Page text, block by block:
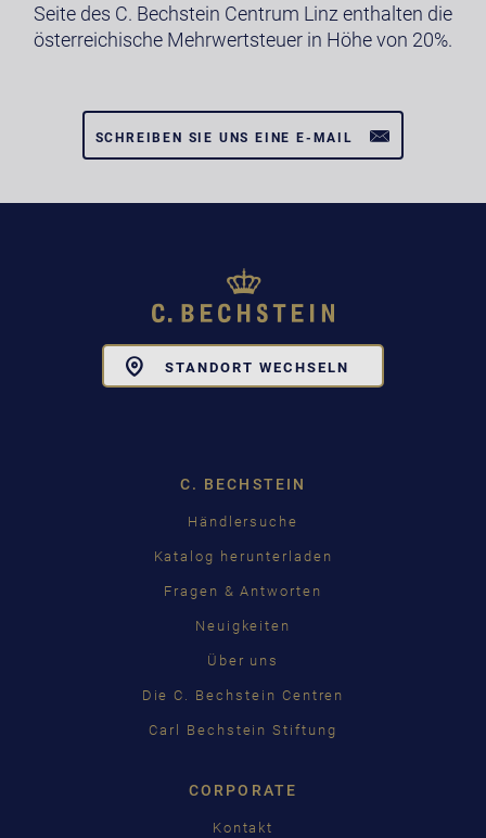
Seite des C. Bechstein Centrum Linz enthalten die
österreichische Mehrwertsteuer in Höhe von 20%.
SCHREIBEN SIE UNS EINE E-MAIL
STANDORT WECHSELN
C. BECHSTEIN
Händlersuche
Katalog herunterladen
Fragen & Antworten
Neuigkeiten
Über uns
Die C. Bechstein Centren
Carl Bechstein Stiftung
CORPORATE
Kontakt